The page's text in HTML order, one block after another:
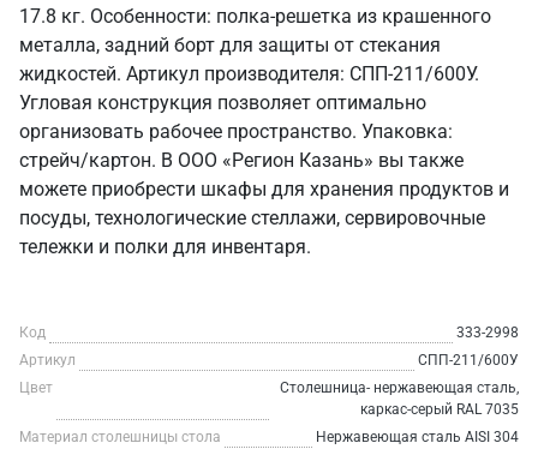
17.8 кг. Особенности: полка-решетка из крашенного
металла, задний борт для защиты от стекания
жидкостей. Артикул производителя: СПП-211/600У.
Угловая конструкция позволяет оптимально
организовать рабочее пространство. Упаковка:
стрейч/картон. В ООО «Регион Казань» вы также
можете приобрести шкафы для хранения продуктов и
посуды, технологические стеллажи, сервировочные
тележки и полки для инвентаря.
Код
333-2998
Артикул
СПП-211/600У
Цвет
Столешница- нержавеющая сталь,
каркас-серый RAL 7035
Материал столешницы стола
Нержавеющая сталь AISI 304